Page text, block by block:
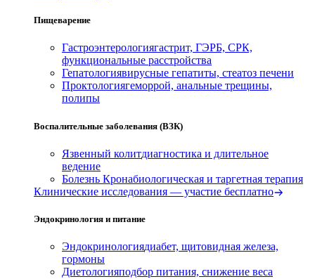
Пищеварение
Гастроэнтерологиягастрит, ГЭРБ, СРК,
функциональные расстройства
Гепатологиявирусные гепатиты, стеатоз печени
Проктологиягеморрой, анальные трещины,
полипы
Воспалительные заболевания (ВЗК)
Язвенный колитдиагностика и длительное
ведение
Болезнь Кронабиологическая и таргетная терапия
Клинические исследования — участие бесплатно
Эндокринология и питание
Эндокринологиядиабет, щитовидная железа,
гормоны
Диетологияподбор питания, снижение веса